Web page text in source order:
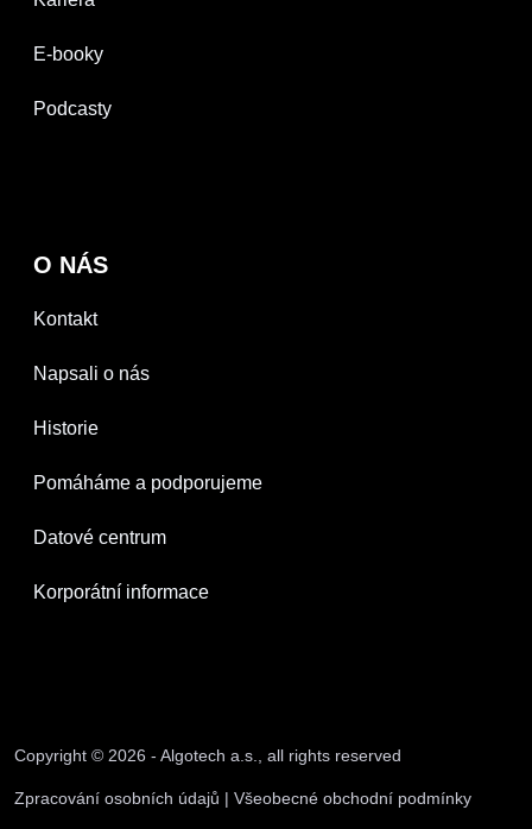
E-booky
Podcasty
O NÁS
Kontakt
Napsali o nás
Historie
Pomáháme a podporujeme
Datové centrum
Korporátní informace
Copyright © 2026 - Algotech a.s., all rights reserved
Zpracování osobních údajů | Všeobecné obchodní podmínky